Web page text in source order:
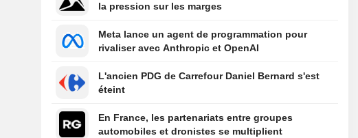
la pression sur les marges
Meta lance un agent de programmation pour
rivaliser avec Anthropic et OpenAI
L'ancien PDG de Carrefour Daniel Bernard s'est
éteint
En France, les partenariats entre groupes
automobiles et dronistes se multiplient